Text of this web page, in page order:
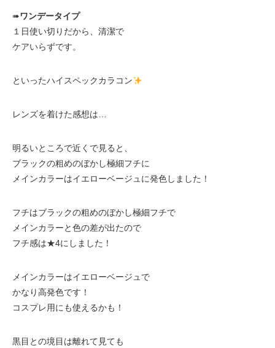
➠ワンデータイプ
１日使い切りだから、清潔で
ケアいらずです。
といったハイスペックカラコン
レンズを着けた感想は…
明るいところで近くで見ると、
ブラックの粗めのぼかし極細フチに
メインカラーはイエローベージュに発色しました！
フチはブラックの粗めのぼかし極細フチで
メインカラーと色の差が出たので
フチ感は★4にしました！
メインカラーはイエローベージュで
かなり高発色です！
コスプレ用にも使えるかも！
黒目との境目は離れて見ても